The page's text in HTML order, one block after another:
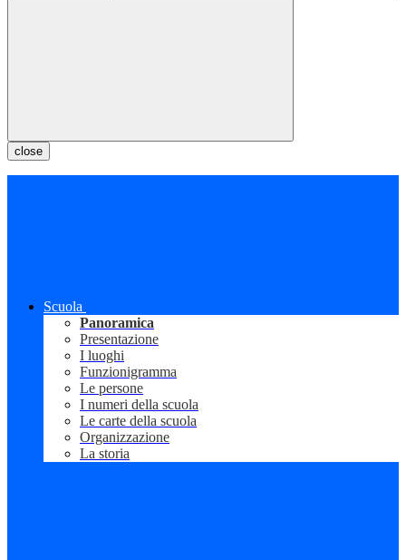
close
Scuola
Panoramica
Presentazione
I luoghi
Funzionigramma
Le persone
I numeri della scuola
Le carte della scuola
Organizzazione
La storia